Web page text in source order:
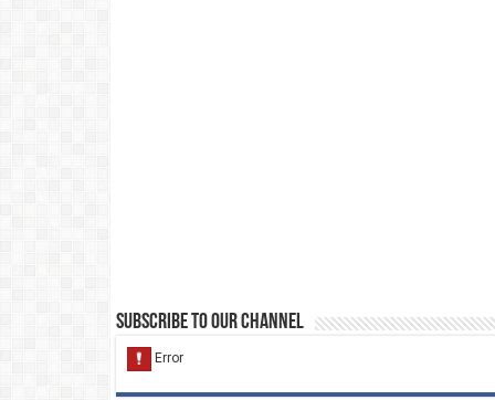
Subscribe to our Channel